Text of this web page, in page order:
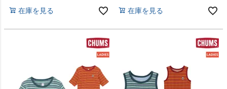
在庫を見る 在庫を見る